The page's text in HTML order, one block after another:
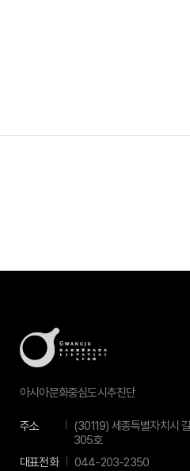
아시아문화중심도시추진단
주소
(30119) 세종특별자치시
305호
대표전화
044-203-2350